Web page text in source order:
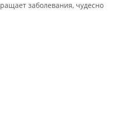
заболевания, чудесно